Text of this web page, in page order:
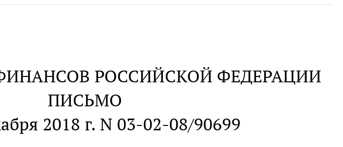
РОССИЙСКОЙ ФЕДЕРАЦИИ
ПИСЬМО
2018 г. N 03-02-08/90699